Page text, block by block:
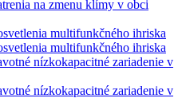
na zmenu klímy v obci
multifunkčného ihriska
multifunkčného ihriska
nízkokapacitné zariadenie v
nízkokapacitné zariadenie v